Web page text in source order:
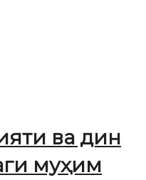
ва дин
муҳим